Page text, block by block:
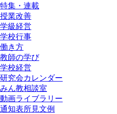
特集・連載
授業改善
学級経営
学校行事
働き方
教師の学び
学校経営
研究会カレンダー
みん教相談室
動画ライブラリー
通知表所見文例